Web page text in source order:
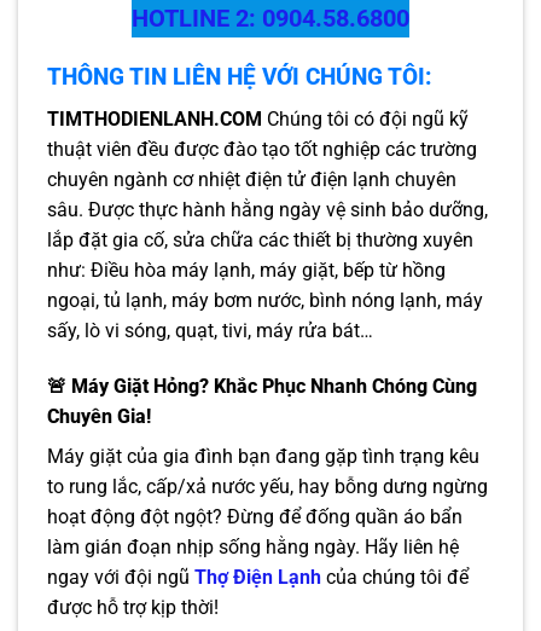
HOTLINE 2: 0904.58.6800
THÔNG TIN LIÊN HỆ VỚI CHÚNG TÔI:
TIMTHODIENLANH.COM Chúng tôi có đội ngũ kỹ
thuật viên đều được đào tạo tốt nghiệp các trường
chuyên ngành cơ nhiệt điện tử điện lạnh chuyên
sâu. Được thực hành hằng ngày vệ sinh bảo dưỡng,
lắp đặt gia cố, sửa chữa các thiết bị thường xuyên
như: Điều hòa máy lạnh, máy giặt, bếp từ hồng
ngoại, tủ lạnh, máy bơm nước, bình nóng lạnh, máy
sấy, lò vi sóng, quạt, tivi, máy rửa bát…
🚨 Máy Giặt Hỏng? Khắc Phục Nhanh Chóng Cùng
Chuyên Gia!
Máy giặt của gia đình bạn đang gặp tình trạng kêu
to rung lắc, cấp/xả nước yếu, hay bỗng dưng ngừng
hoạt động đột ngột? Đừng để đống quần áo bẩn
làm gián đoạn nhịp sống hằng ngày. Hãy liên hệ
ngay với đội ngũ Thợ Điện Lạnh của chúng tôi để
được hỗ trợ kịp thời!